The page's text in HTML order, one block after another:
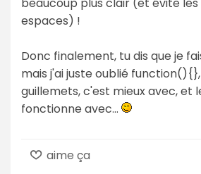
espaces) !
Donc finalement, tu dis que je
mais j'ai juste oublié
guillemets, c'est mieux avec, et
fonctionne avec...
aime ça